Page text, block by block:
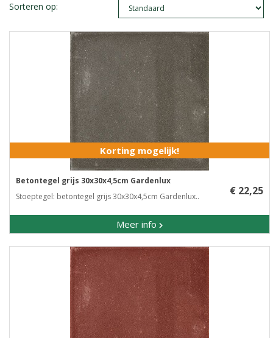
Sorteren op:
Korting mogelijk!
Betontegel grijs 30x30x4,5cm Gardenlux
Stoeptegel: betontegel grijs 30x30x4,5cm Gardenlux..
Meer info
€ 22,25